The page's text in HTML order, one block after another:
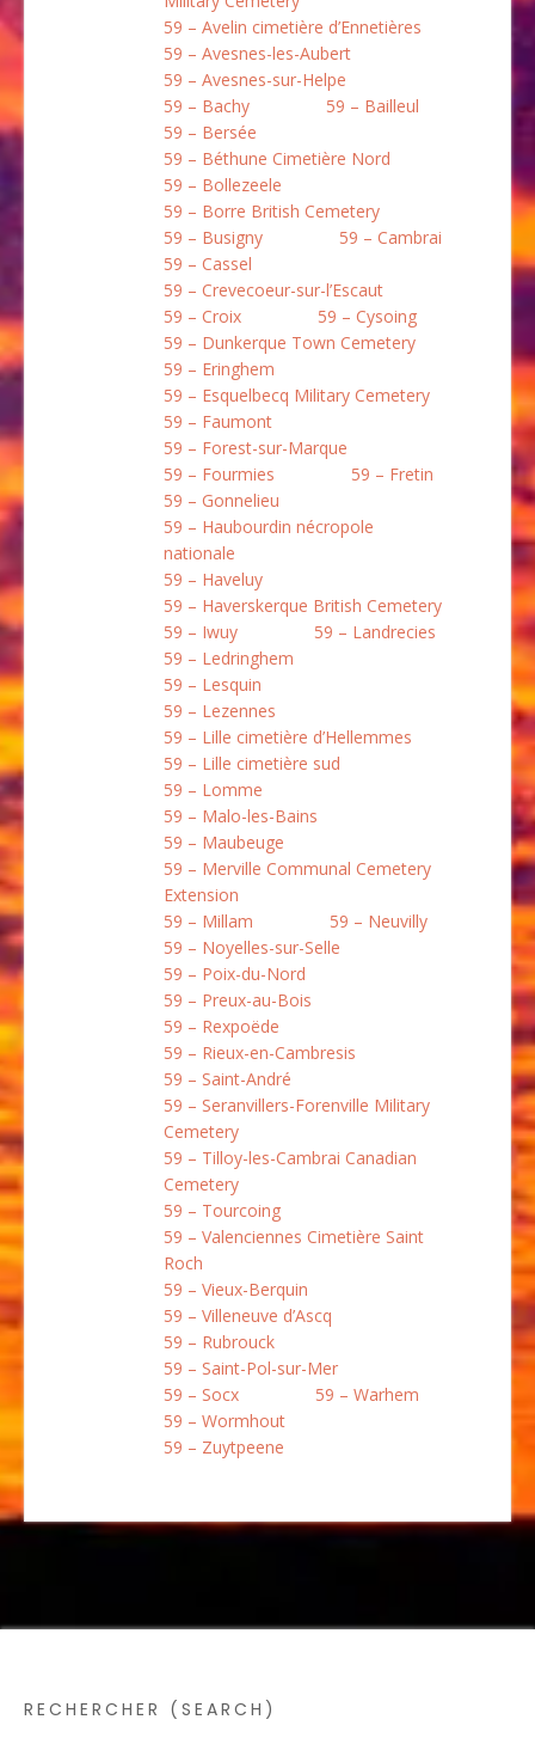
59 – Avelin cimetière d’Ennetières
59 – Avesnes-les-Aubert
59 – Avesnes-sur-Helpe
59 – Bachy
59 – Bailleul
59 – Bersée
59 – Béthune Cimetière Nord
59 – Bollezeele
59 – Borre British Cemetery
59 – Busigny
59 – Cambrai
59 – Cassel
59 – Crevecoeur-sur-l’Escaut
59 – Croix
59 – Cysoing
59 – Dunkerque Town Cemetery
59 – Eringhem
59 – Esquelbecq Military Cemetery
59 – Faumont
59 – Forest-sur-Marque
59 – Fourmies
59 – Fretin
59 – Gonnelieu
59 – Haubourdin nécropole
nationale
59 – Haveluy
59 – Haverskerque British Cemetery
59 – Iwuy
59 – Landrecies
59 – Ledringhem
59 – Lesquin
59 – Lezennes
59 – Lille cimetière d’Hellemmes
59 – Lille cimetière sud
59 – Lomme
59 – Malo-les-Bains
59 – Maubeuge
59 – Merville Communal Cemetery
Extension
59 – Millam
59 – Neuvilly
59 – Noyelles-sur-Selle
59 – Poix-du-Nord
59 – Preux-au-Bois
59 – Rexpoëde
59 – Rieux-en-Cambresis
59 – Saint-André
59 – Seranvillers-Forenville Military
Cemetery
59 – Tilloy-les-Cambrai Canadian
Cemetery
59 – Tourcoing
59 – Valenciennes Cimetière Saint
Roch
59 – Vieux-Berquin
59 – Villeneuve d’Ascq
59 – Rubrouck
59 – Saint-Pol-sur-Mer
59 – Socx
59 – Warhem
59 – Wormhout
59 – Zuytpeene
RECHERCHER (SEARCH)